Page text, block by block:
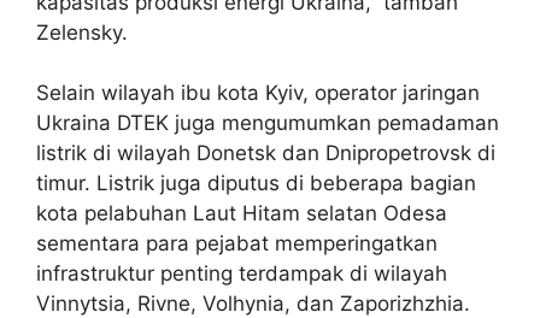
Zelensky.
Selain wilayah ibu kota Kyiv, operator jaringan
Ukraina DTEK juga mengumumkan pemadaman
listrik di wilayah Donetsk dan Dnipropetrovsk di
timur. Listrik juga diputus di beberapa bagian
kota pelabuhan Laut Hitam selatan Odesa
sementara para pejabat memperingatkan
infrastruktur penting terdampak di wilayah
Vinnytsia, Rivne, Volhynia, dan Zaporizhzhia.